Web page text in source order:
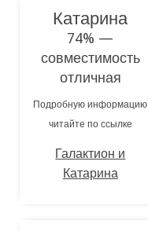
Катарина
74% —
совместимость
отличная
Подробную информацию
читайте по ссылке
Галактион и
Катарина